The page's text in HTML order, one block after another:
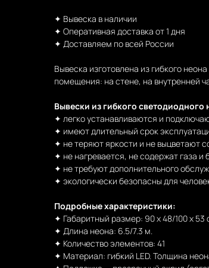
✦ Вывеска в наличии
✦ Оперативная доставка от 1 дня
✦ Доставляем по всей России
Вывеска изготовлена из гибкого
помещения: на стене, на внутренней
Вывески из гибкого светодиодного
✦ легко устанавливаются и
✦ имеют длительный срок
✦ не теряют яркости и не выцветают
✦ не нагревается, не содержат газа и
✦ не требуют дополнительного
✦ экологически безопасны для
Подробные характеристики:
✦ Габаритный размер: 90 х 48/100 х 53
✦ Длина неона: 6.5/7.3 м.
✦ Количество элементов: 41
✦ Материал: гибкий LED. Толщина